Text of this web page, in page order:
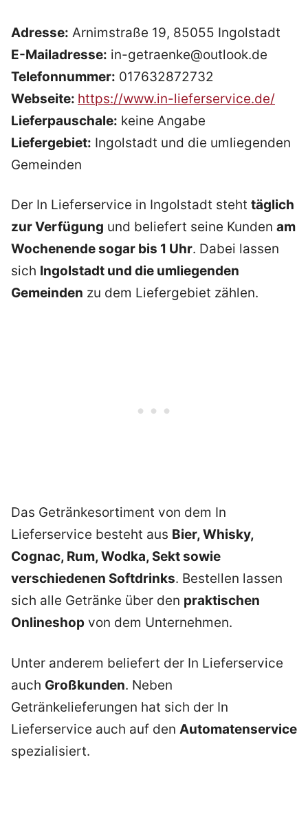
Adresse: Arnimstraße 19, 85055 Ingolstadt
E-Mailadresse: in-getraenke@outlook.de
Telefonnummer: 017632872732
Webseite: https://www.in-lieferservice.de/
Lieferpauschale: keine Angabe
Liefergebiet: Ingolstadt und die umliegenden
Gemeinden
Der In Lieferservice in Ingolstadt steht täglich
zur Verfügung und beliefert seine Kunden am
Wochenende sogar bis 1 Uhr. Dabei lassen
sich Ingolstadt und die umliegenden
Gemeinden zu dem Liefergebiet zählen.
Das Getränkesortiment von dem In
Lieferservice besteht aus Bier, Whisky,
Cognac, Rum, Wodka, Sekt sowie
verschiedenen Softdrinks. Bestellen lassen
sich alle Getränke über den praktischen
Onlineshop von dem Unternehmen.
Unter anderem beliefert der In Lieferservice
auch Großkunden. Neben
Getränkelieferungen hat sich der In
Lieferservice auch auf den Automatenservice
spezialisiert.